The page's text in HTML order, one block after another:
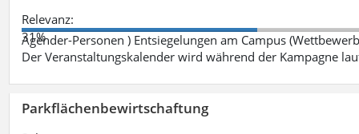
Relevanz:
31%
Agender-Personen ) Entsiegelungen am Campus
Der Veranstaltungskalender wird während der Kampagne
Parkflächenbewirtschaftung